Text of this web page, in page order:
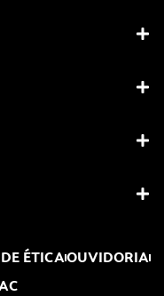
ÉTICAOUVIDORIA